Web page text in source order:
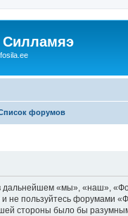
форумов
«мы», «наш»,
не пользуйтесь форумами
стороны было бы